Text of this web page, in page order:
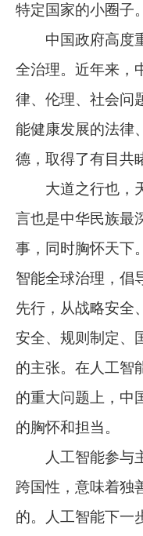
特定国家的小圈子。
中国政府高度重
全治理。近年来，
律、伦理、社会问
能健康发展的法律
德，取得了有目共
大道之行也，天
言也是中华民族最
事，同时胸怀天下
智能全球治理，倡
先行，从战略安全
安全、规则制定、
的主张。在人工智
的重大问题上，中
的胸怀和担当。
人工智能参与主
跨国性，意味着独
的。人工智能下一